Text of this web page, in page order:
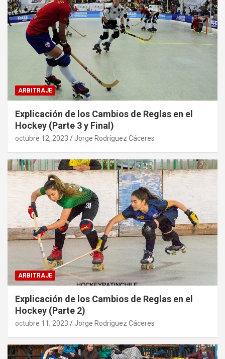
ARBITRAJE
Explicación de los Cambios de Reglas en el
Hockey (Parte 3 y Final)
octubre 12, 2023 Jorge Rodríguez Cáceres
ARBITRAJE
Explicación de los Cambios de Reglas en el
Hockey (Parte 2)
octubre 11, 2023 Jorge Rodríguez Cáceres